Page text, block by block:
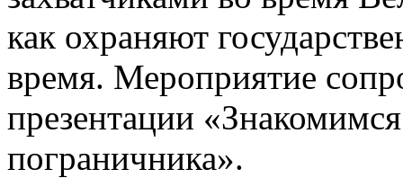
как охраняют
время. Мероприятие
презентации
пограничника».